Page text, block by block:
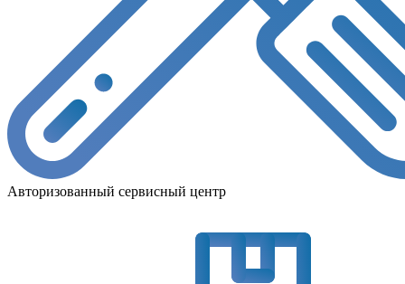
Авторизованный сервисный центр